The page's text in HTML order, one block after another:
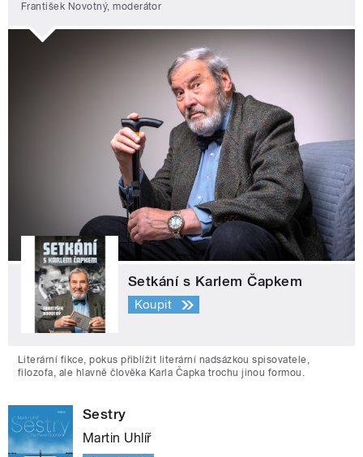
František Novotný, moderátor
Setkání s Karlem Čapkem
Koupit
Literární fikce, pokus přiblížit literární nadsázkou spisovatele,
filozofa, ale hlavně člověka Karla Čapka trochu jinou formou.
Sestry
Martin Uhlíř